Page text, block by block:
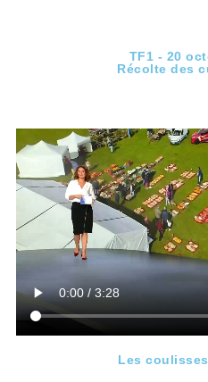
TF1 - 20
Récolte des
Les